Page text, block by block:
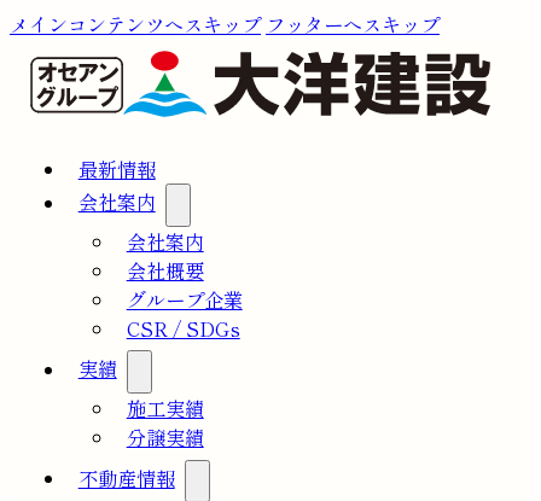
メインコンテンツへスキップ フッターへスキップ
最新情報
会社案内
会社案内
会社概要
グループ企業
CSR / SDGs
実績
施工実績
分譲実績
不動産情報